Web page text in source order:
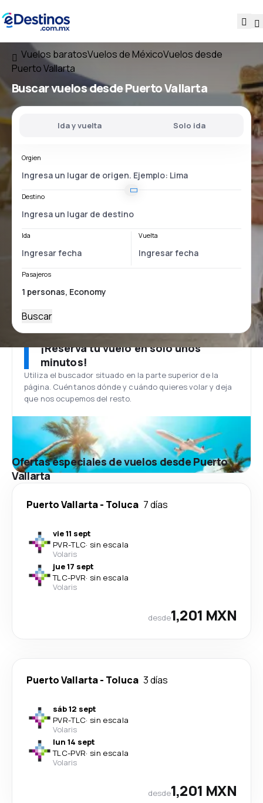
Vuelos baratosVuelos de MéxicoVuelos desde
Puerto Vallarta
Buscar vuelosdesde Puerto Vallarta
Ida y vuelta Solo ida
Orgien
Destino
Ida Vuelta
Pasajeros
Buscar
¡Reserva tu vuelo en solo unos
minutos!
Utiliza el buscador situado en la parte superior de la
página. Cuéntanos dónde y cuándo quieres volar y deja
que nos ocupemos del resto.
Ofertas especiales de vuelos desde Puerto
Vallarta
Puerto Vallarta- Toluca 7 días
vie 11 sept
PVR-TLC· sin escala
Volaris
jue 17 sept
TLC-PVR· sin escala
Volaris
desde1,201 MXN
Puerto Vallarta- Toluca 3 días
sáb 12 sept
PVR-TLC· sin escala
Volaris
lun 14 sept
TLC-PVR· sin escala
Volaris
desde1,201 MXN